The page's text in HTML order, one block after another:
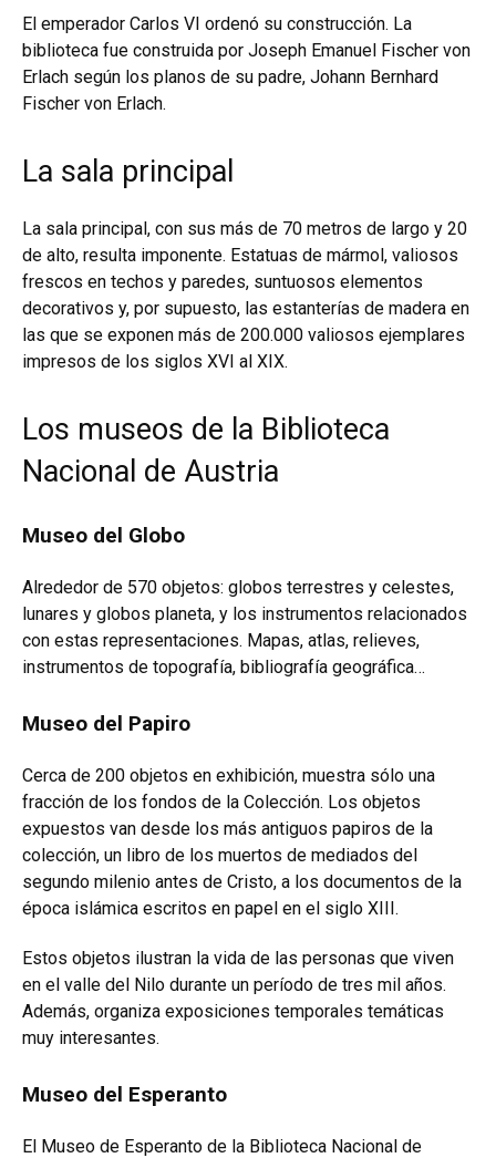
El emperador Carlos VI ordenó su construcción. La
biblioteca fue construida por Joseph Emanuel Fischer von
Erlach según los planos de su padre, Johann Bernhard
Fischer von Erlach.
La sala principal
La sala principal, con sus más de 70 metros de largo y 20
de alto, resulta imponente. Estatuas de mármol, valiosos
frescos en techos y paredes, suntuosos elementos
decorativos y, por supuesto, las estanterías de madera en
las que se exponen más de 200.000 valiosos ejemplares
impresos de los siglos XVI al XIX.
Los museos de la Biblioteca
Nacional de Austria
Museo del Globo
Alrededor de 570 objetos: globos terrestres y celestes,
lunares y globos planeta, y los instrumentos relacionados
con estas representaciones. Mapas, atlas, relieves,
instrumentos de topografía, bibliografía geográfica…
Museo del Papiro
Cerca de 200 objetos en exhibición, muestra sólo una
fracción de los fondos de la Colección. Los objetos
expuestos van desde los más antiguos papiros de la
colección, un libro de los muertos de mediados del
segundo milenio antes de Cristo, a los documentos de la
época islámica escritos en papel en el siglo XIII.
Estos objetos ilustran la vida de las personas que viven
en el valle del Nilo durante un período de tres mil años.
Además, organiza exposiciones temporales temáticas
muy interesantes.
Museo del Esperanto
El Museo de Esperanto de la Biblioteca Nacional de